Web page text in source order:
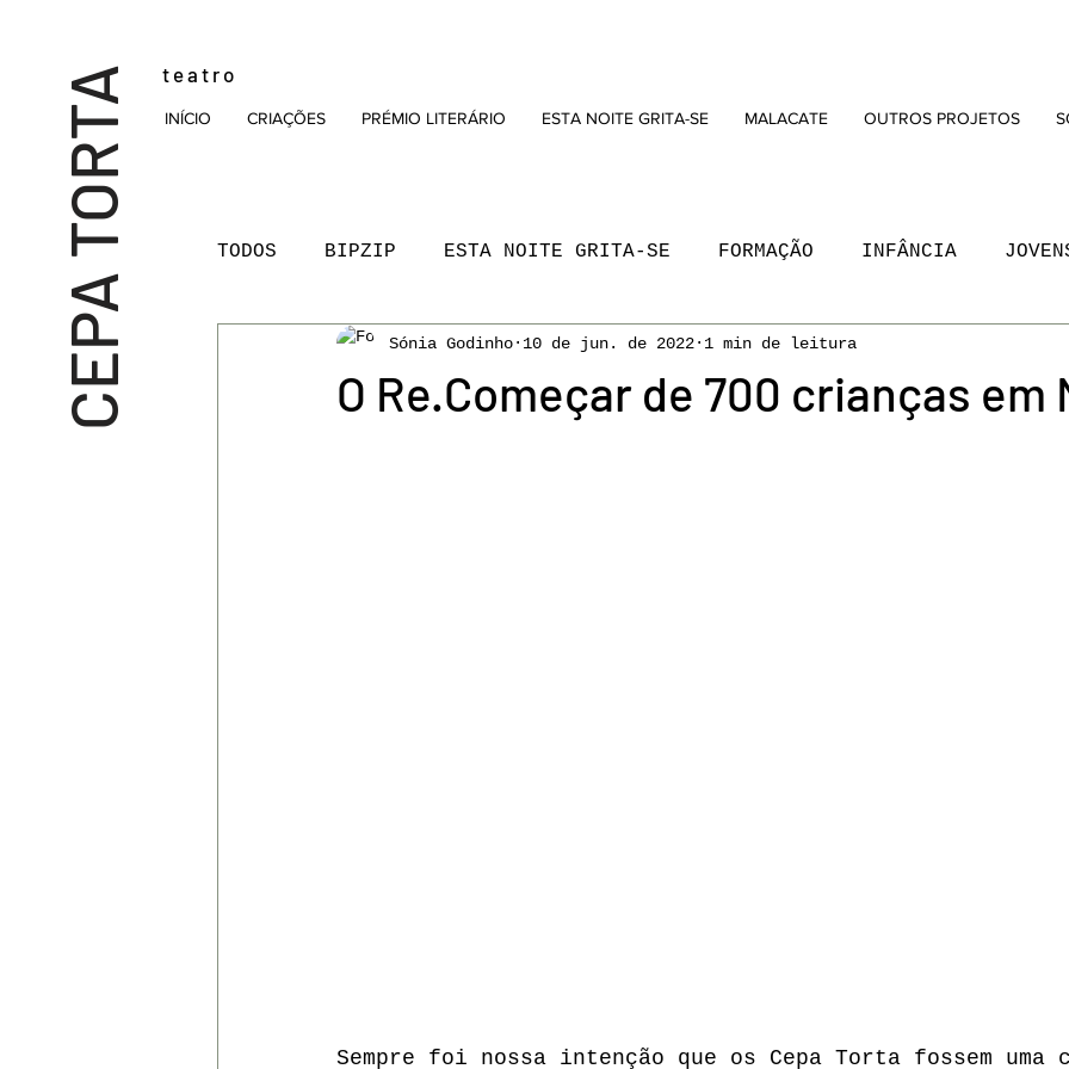
CEPA TORTA t e a t r o
INÍCIO CRIAÇÕES PRÉMIO LITERÁRIO ESTA NOITE GRITA-SE MALACATE OUTROS PROJETOS
TODOS BIPZIP ESTA NOITE GRITA-SE FORMAÇÃO INFÂNCIA
LEITURAS TEATRO MALACATE MAPA MUNDO REINVENTADO
O Re.Começar de 700 crianças em
Sónia Godinho 10 de jun. de 2022 1 min de leitura
Sempre foi nossa intenção que os Cepa Torta fossem uma